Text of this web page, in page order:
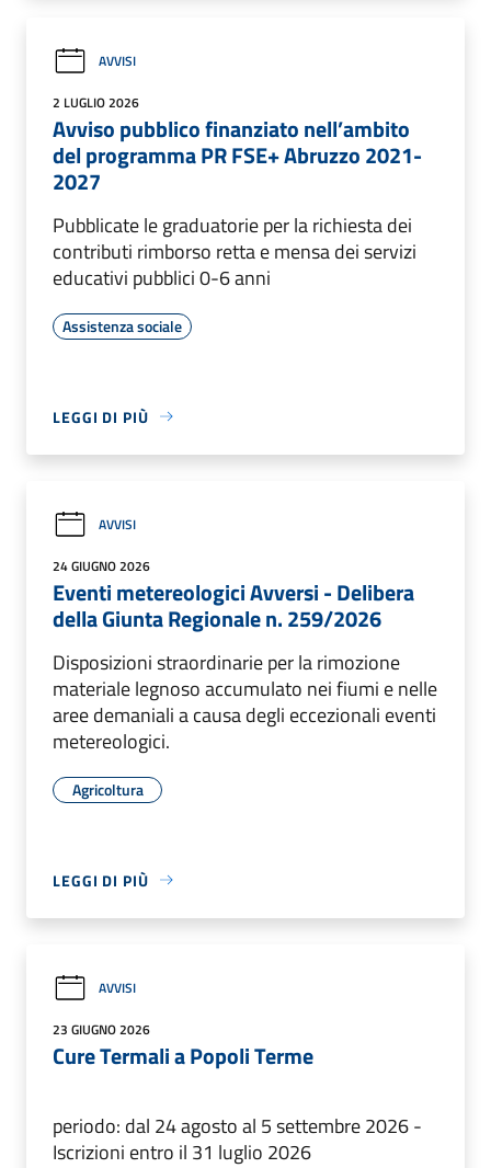
AVVISI
2 LUGLIO 2026
Avviso pubblico finanziato nell’ambito
del programma PR FSE+ Abruzzo 2021-
2027
Pubblicate le graduatorie per la richiesta dei
contributi rimborso retta e mensa dei servizi
educativi pubblici 0-6 anni
Assistenza sociale
LEGGI DI PIÙ
AVVISI
24 GIUGNO 2026
Eventi metereologici Avversi - Delibera
della Giunta Regionale n. 259/2026
Disposizioni straordinarie per la rimozione
materiale legnoso accumulato nei fiumi e nelle
aree demaniali a causa degli eccezionali eventi
metereologici.
Agricoltura
LEGGI DI PIÙ
AVVISI
23 GIUGNO 2026
Cure Termali a Popoli Terme
periodo: dal 24 agosto al 5 settembre 2026 -
Iscrizioni entro il 31 luglio 2026